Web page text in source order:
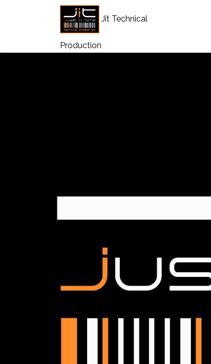
Jit Technical
Production